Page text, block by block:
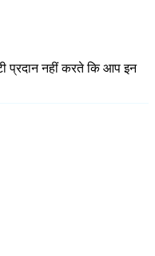
प्रदान नहीं करते कि आप इन